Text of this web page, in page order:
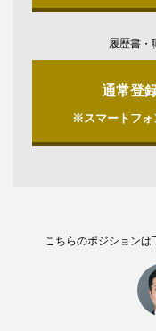
履歴書・
通常登
※スマートフォ
こちらのポジションは